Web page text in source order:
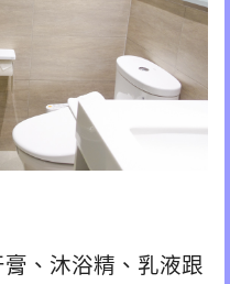
、沐浴精、乳液跟